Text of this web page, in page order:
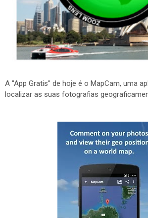
A "App Gratis" de hoje é o MapCam, uma
localizar as suas fotografias